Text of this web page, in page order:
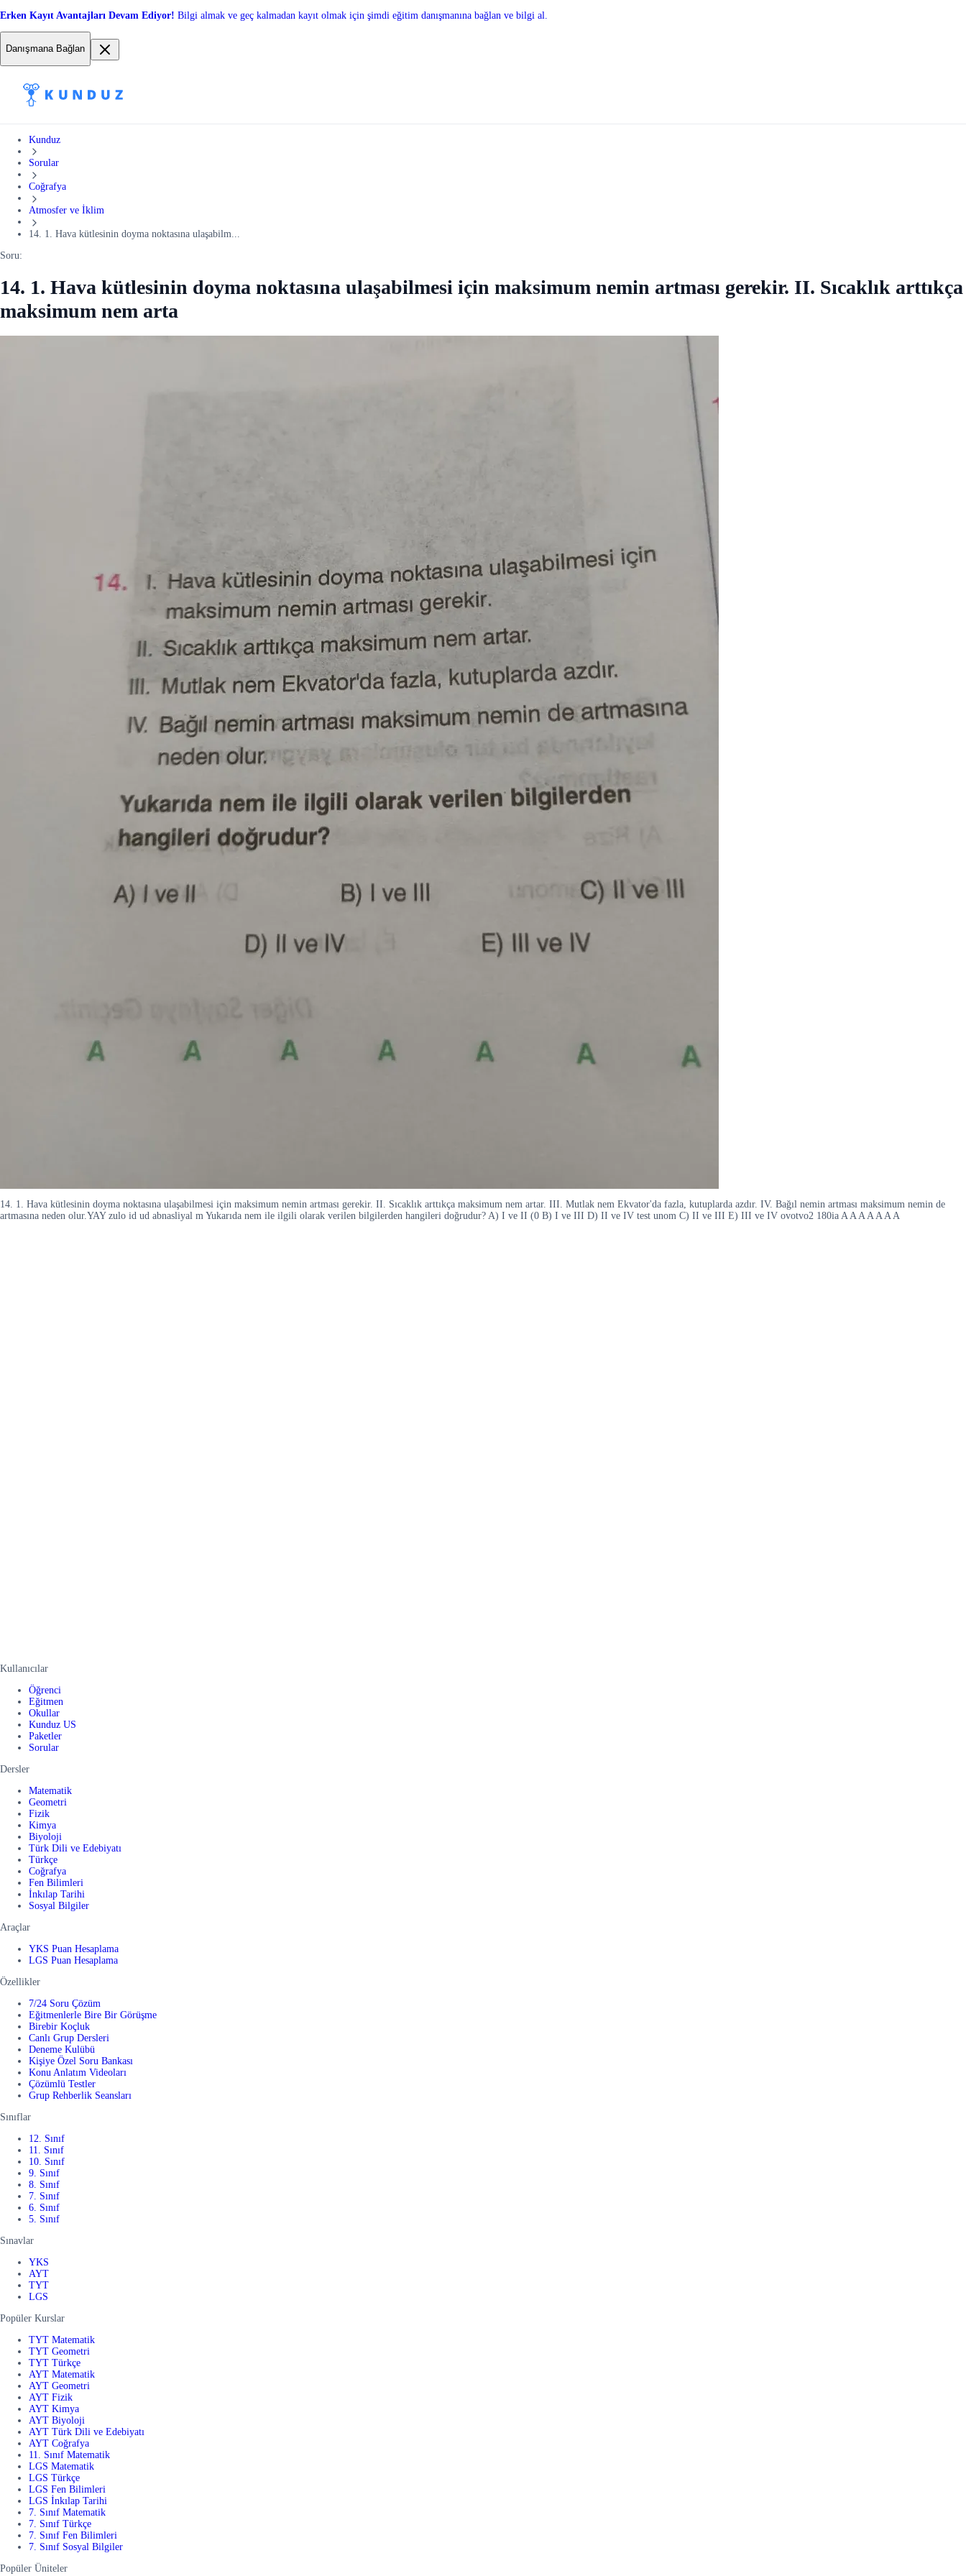
Erken Kayıt Avantajları Devam Ediyor! Bilgi almak ve geç kalmadan kayıt olmak için şimdi eğitim danışmanına bağlan ve bilgi al.
Danışmana Bağlan
Kunduz
Sorular
Coğrafya
Atmosfer ve İklim
14. 1. Hava kütlesinin doyma noktasına ulaşabilm...
Soru:
14. 1. Hava kütlesinin doyma noktasına ulaşabilmesi için maksimum nemin artması gerekir. II. Sıcaklık arttıkça
maksimum nem arta
14. 1. Hava kütlesinin doyma noktasına ulaşabilmesi için maksimum nemin artması gerekir. II. Sıcaklık arttıkça maksimum nem artar. III. Mutlak nem Ekvator'da fazla, kutuplarda azdır. IV. Bağıl nemin artması maksimum nemin de
artmasına neden olur.YAY zulo id ud abnasliyal m Yukarıda nem ile ilgili olarak verilen bilgilerden hangileri doğrudur? A) I ve II (0 B) I ve III D) II ve IV test unom C) II ve III E) III ve IV ovotvo2 180ia A A A A A A A
Kullanıcılar
Öğrenci
Eğitmen
Okullar
Kunduz US
Paketler
Sorular
Dersler
Matematik
Geometri
Fizik
Kimya
Biyoloji
Türk Dili ve Edebiyatı
Türkçe
Coğrafya
Fen Bilimleri
İnkılap Tarihi
Sosyal Bilgiler
Araçlar
YKS Puan Hesaplama
LGS Puan Hesaplama
Özellikler
7/24 Soru Çözüm
Eğitmenlerle Bire Bir Görüşme
Birebir Koçluk
Canlı Grup Dersleri
Deneme Kulübü
Kişiye Özel Soru Bankası
Konu Anlatım Videoları
Çözümlü Testler
Grup Rehberlik Seansları
Sınıflar
12. Sınıf
11. Sınıf
10. Sınıf
9. Sınıf
8. Sınıf
7. Sınıf
6. Sınıf
5. Sınıf
Sınavlar
YKS
AYT
TYT
LGS
Popüler Kurslar
TYT Matematik
TYT Geometri
TYT Türkçe
AYT Matematik
AYT Geometri
AYT Fizik
AYT Kimya
AYT Biyoloji
AYT Türk Dili ve Edebiyatı
AYT Coğrafya
11. Sınıf Matematik
LGS Matematik
LGS Türkçe
LGS Fen Bilimleri
LGS İnkılap Tarihi
7. Sınıf Matematik
7. Sınıf Türkçe
7. Sınıf Fen Bilimleri
7. Sınıf Sosyal Bilgiler
Popüler Üniteler